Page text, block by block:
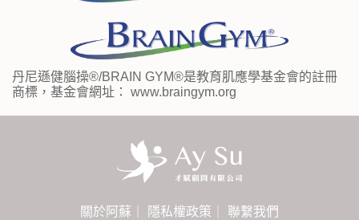
丹尼遜健腦操®/BRAIN GYM®是教育肌應學基金會的註冊
商標，基金會網址： www.braingym.org
關於阿蘇 隱私權政策 聯繫我們